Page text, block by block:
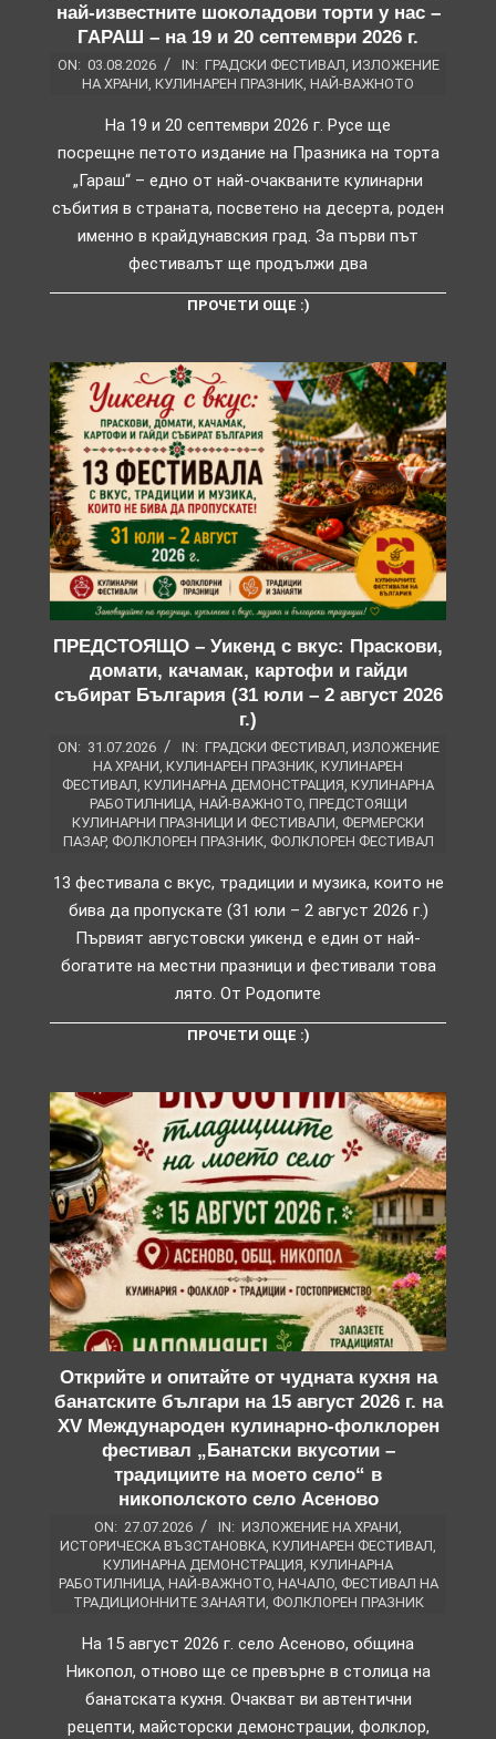
най-известните шоколадови торти у нас –
ГАРАШ – на 19 и 20 септември 2026 г.
ON: 03.08.2026 IN: ГРАДСКИ ФЕСТИВАЛ ИЗЛОЖЕНИЕ
НА ХРАНИ КУЛИНАРЕН ПРАЗНИК НАЙ-ВАЖНОТО
На 19 и 20 септември 2026 г. Русе ще
посрещне петото издание на Празника на торта
„Гараш“ – едно от най-очакваните кулинарни
събития в страната, посветено на десерта, роден
именно в крайдунавския град. За първи път
фестивалът ще продължи два
ПРОЧЕТИ ОЩЕ :)
ПРЕДСТОЯЩО – Уикенд с вкус: Праскови,
домати, качамак, картофи и гайди
събират България (31 юли – 2 август 2026
г.)
ON: 31.07.2026 IN: ГРАДСКИ ФЕСТИВАЛ, ИЗЛОЖЕНИЕ
НА ХРАНИ, КУЛИНАРЕН ПРАЗНИК, КУЛИНАРЕН
ФЕСТИВАЛ, КУЛИНАРНА ДЕМОНСТРАЦИЯ, КУЛИНАРНА
РАБОТИЛНИЦА, НАЙ-ВАЖНОТО, ПРЕДСТОЯЩИ
КУЛИНАРНИ ПРАЗНИЦИ И ФЕСТИВАЛИ, ФЕРМЕРСКИ
ПАЗАР, ФОЛКЛОРЕН ПРАЗНИК, ФОЛКЛОРЕН ФЕСТИВАЛ
13 фестивала с вкус, традиции и музика, които не
бива да пропускате (31 юли – 2 август 2026 г.)
Първият августовски уикенд е един от най-
богатите на местни празници и фестивали това
лято. От Родопите
ПРОЧЕТИ ОЩЕ :)
Открийте и опитайте от чудната кухня на
банатските българи на 15 август 2026 г. на
XV Международен кулинарно-фолклорен
фестивал „Банатски вкусотии –
традициите на моето село“ в
никополското село Асеново
ON: 27.07.2026 IN: ИЗЛОЖЕНИЕ НА ХРАНИ
ИСТОРИЧЕСКА ВЪЗСТАНОВКА КУЛИНАРЕН ФЕСТИВАЛ
КУЛИНАРНА ДЕМОНСТРАЦИЯ КУЛИНАРНА
РАБОТИЛНИЦА, НАЙ-ВАЖНОТО, НАЧАЛО, ФЕСТИВАЛ НА
ТРАДИЦИОННИТЕ ЗАНАЯТИ ФОЛКЛОРЕН ПРАЗНИК
На 15 август 2026 г. село Асеново, община
Никопол, отново ще се превърне в столица на
банатската кухня. Очакват ви автентични
рецепти, майсторски демонстрации, фолклор,